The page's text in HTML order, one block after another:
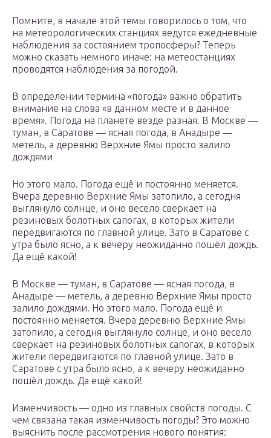
Помните, в начале этой темы говорилось о том, что
на метеорологических станциях ведутся ежедневные
наблюдения за состоянием тропосферы? Теперь
можно сказать немного иначе: на метеостанциях
проводятся наблюдения за погодой.
В определении термина «погода» важно обратить
внимание на слова «в данном месте и в данное
время». Погода на планете везде разная. В Москве —
туман, в Саратове — ясная погода, в Анадыре —
метель, а деревню Верхние Ямы просто залило
дождями
Но этого мало. Погода ещё и постоянно меняется.
Вчера деревню Верхние Ямы затопило, а сегодня
выглянуло солнце, и оно весело сверкает на
резиновых болотных сапогах, в которых жители
передвигаются по главной улице. Зато в Саратове с
утра было ясно, а к вечеру неожиданно пошёл дождь.
Да ещё какой!
В Москве — туман, в Саратове — ясная погода, в
Анадыре — метель, а деревню Верхние Ямы просто
залило дождями. Но этого мало. Погода ещё и
постоянно меняется. Вчера деревню Верхние Ямы
затопило, а сегодня выглянуло солнце, и оно весело
сверкает на резиновых болотных сапогах, в которых
жители передвигаются по главной улице. Зато в
Саратове с утра было ясно, а к вечеру неожиданно
пошёл дождь. Да ещё какой!
Изменчивость — одно из главных свойств погоды. С
чем связана такая изменчивость погоды? Это можно
выяснить после рассмотрения нового понятия: